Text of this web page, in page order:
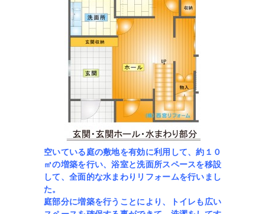
空いている庭の敷地を有効に利用して、約１０
㎡の増築を行い、浴室と洗面所スペースを移設
して 、全面的な水まわりリフォームを行いまし
た。
庭部分に増築を行うことにより、
トイレも広い